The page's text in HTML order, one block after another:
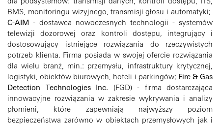
dla podsystemów: transmisji danych, kontroli dostępu, ITS,
BMS, monitoringu wizyjnego, transmisji głosu i automatyki;
C-AIM
- dostawca nowoczesnych technologii - systemów
telewizji dozorowej oraz kontroli dostępu, integrujący i
dostosowujący istniejące rozwiązania do rzeczywistych
potrzeb klienta. Firma posiada w swojej ofercie rozwiązania
dla wielu branż, min.: przemysłu, infrastruktury krytycznej,
logistyki, obiektów biurowych, hoteli i parkingów; Fire & Gas
Detection Technologies Inc. (FGD) - firma dostarczająca
innowacyjne rozwiązania w zakresie wykrywania i analizy
płomieni, które zapewniają najwyższy poziom
bezpieczeństwa zarówno w obiektach przemysłowych jak i